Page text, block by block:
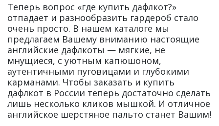
Теперь вопрос «где купить дафлкот?»
отпадает и разнообразить гардероб стало
очень просто. В нашем каталоге мы
предлагаем Вашему вниманию настоящие
английские дафлкоты — мягкие, не
мнущиеся, с уютным капюшоном,
аутентичными пуговицами и глубокими
карманами. Чтобы заказать и купить
дафлкот в России теперь достаточно сделать
лишь несколько кликов мышкой. И отличное
английское шерстяное пальто станет Вашим!